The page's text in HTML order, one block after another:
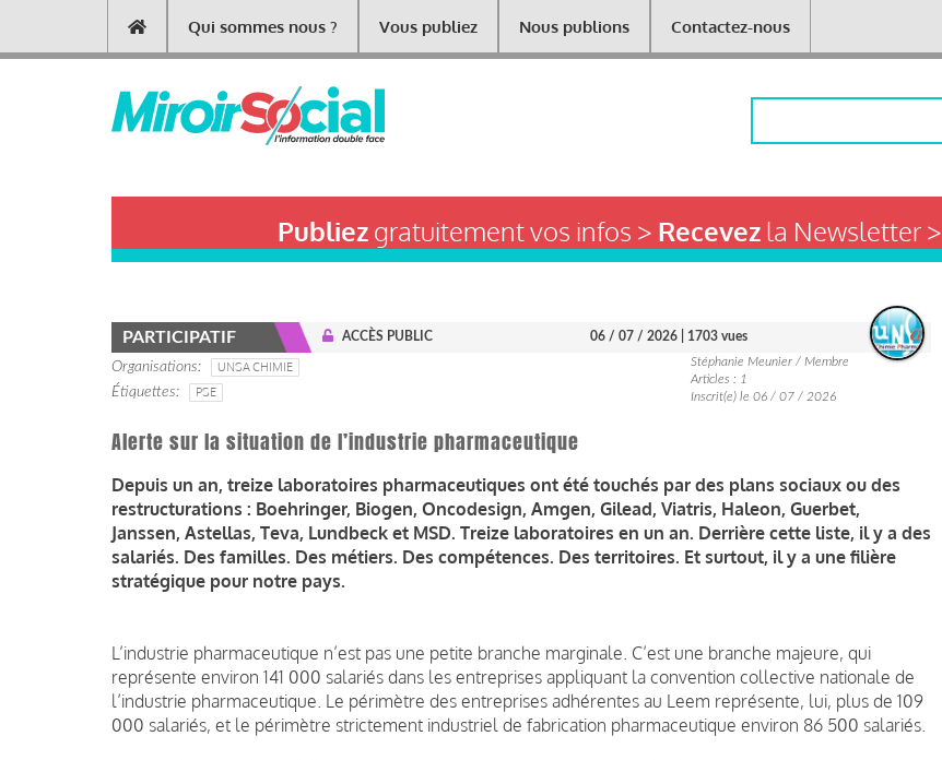
contenu
Main
navigation
Qui sommes nous ? Vous publiez Nous publions Contactez-nous
Publiezgratuitement vos infos > Recevezla Newsletter >
PARTICIPATIF ACCÈS PUBLIC 06 / 07 / 2026 | 1703 vues
Organisations
UNSA CHIMIE
Étiquettes
PSE
Stéphanie Meunier / Membre
Articles : 1
Inscrit(e) le 06 / 07 / 2026
Alerte sur la situation de l’industrie pharmaceutique
Depuis un an, treize laboratoires pharmaceutiques ont été touchés par des plans sociaux ou des
restructurations : Boehringer, Biogen, Oncodesign, Amgen, Gilead, Viatris, Haleon, Guerbet,
Janssen, Astellas, Teva, Lundbeck et MSD. Treize laboratoires en un an. Derrière cette liste, il y a des
salariés. Des familles. Des métiers. Des compétences. Des territoires. Et surtout, il y a une filière
stratégique pour notre pays.
L’industrie pharmaceutique n’est pas une petite branche marginale. C’est une branche majeure, qui
représente environ 141 000 salariés dans les entreprises appliquant la convention collective nationale de
l’industrie pharmaceutique. Le périmètre des entreprises adhérentes au Leem représente, lui, plus de 109
000 salariés, et le périmètre strictement industriel de fabrication pharmaceutique environ 86 500 salariés.